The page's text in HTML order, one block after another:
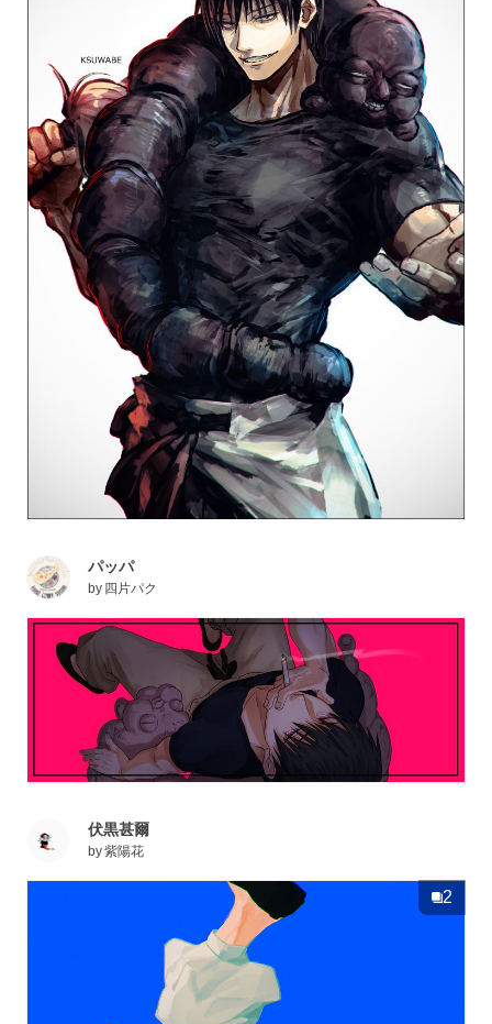
パッパ
by 四片パク
伏黒甚爾
by紫陽花
2